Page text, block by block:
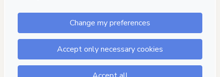
age or authorized and accompanied by a legal guardian.
Learn more about your purchasehere.
Hotmart ©2026- All rights reserved
2026-08-07T04:19:22.061Z REF.